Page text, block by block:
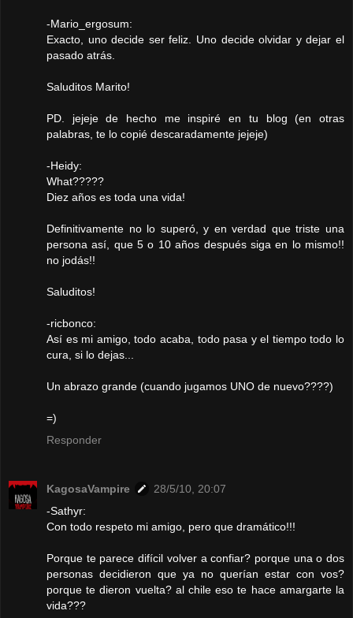
-Mario_ergosum:
Exacto, uno decide ser feliz. Uno decide olvidar y dejar el
pasado atrás.
Saluditos Marito!
PD. jejeje de hecho me inspiré en tu blog (en otras
palabras, te lo copié descaradamente jejeje)
-Heidy:
What?????
Diez años es toda una vida!
Definitivamente no lo superó, y en verdad que triste una
persona así, que 5 o 10 años después siga en lo mismo!!
no jodás!!
Saluditos!
-ricbonco:
Así es mi amigo, todo acaba, todo pasa y el tiempo todo lo
cura, si lo dejas...
Un abrazo grande (cuando jugamos UNO de nuevo????)
=)
Responder
KagosaVampire
28/5/10, 20:07
-Sathyr:
Con todo respeto mi amigo, pero que dramático!!!
Porque te parece difícil volver a confiar? porque una o dos
personas decidieron que ya no querían estar con vos?
porque te dieron vuelta? al chile eso te hace amargarte la
vida???